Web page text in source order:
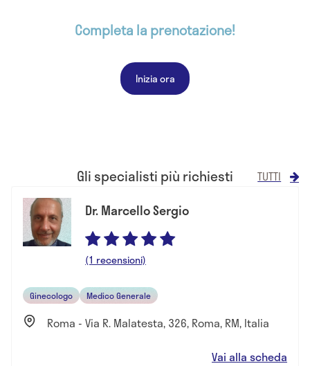
Completa la prenotazione!
Inizia ora
Gli specialisti più richiesti TUTTI
Dr. Marcello Sergio
(1 recensioni)
Ginecologo Medico Generale
Roma - Via R. Malatesta, 326, Roma, RM, Italia
Vai alla scheda